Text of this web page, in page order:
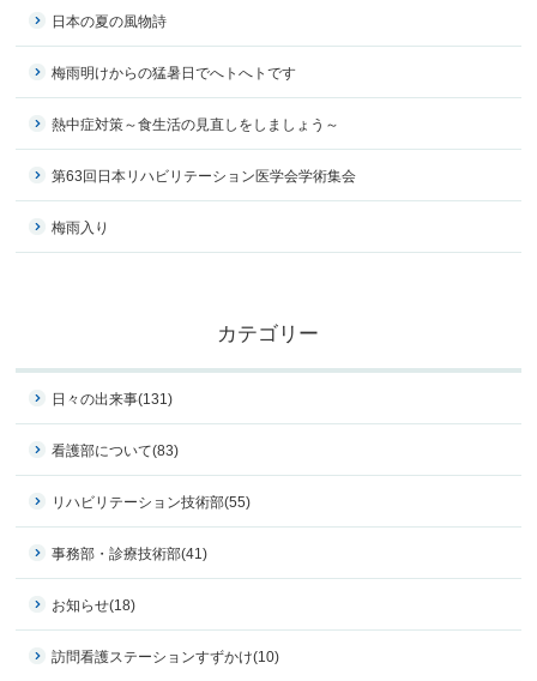
日本の夏の風物詩
梅雨明けからの猛暑日でへトへトです
熱中症対策～食生活の見直しをしましょう～
第63回日本リハビリテーション医学会学術集会
梅雨入り
カテゴリー
日々の出来事(131)
看護部について(83)
リハビリテーション技術部(55)
事務部・診療技術部(41)
お知らせ(18)
訪問看護ステーションすずかけ(10)